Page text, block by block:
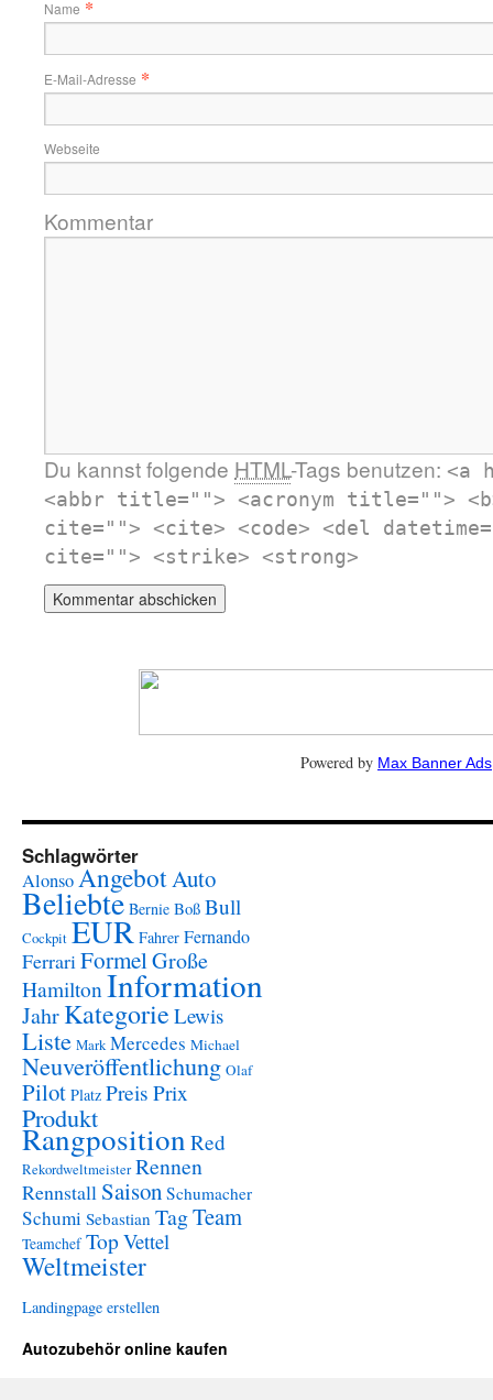
Name *
E-Mail-Adresse *
Webseite
Kommentar
Du kannst folgende HTML-Tags benutzen: <a
<abbr title=""> <acronym title="">
cite=""> <cite> <code> <del
cite=""> <strike> <strong>
Powered by Max Banner Ads
Schlagwörter
AlonsoAngebotAuto
Beliebte Bernie Boß Bull
Cockpit EUR Fahrer Fernando
FerrariFormelGroße
HamiltonInformation
JahrKategorie Lewis
Liste Mark Mercedes Michael
Neuveröffentlichung Olaf
Pilot Platz Preis Prix
Produkt
Rangposition Red
Rekordweltmeister Rennen
Rennstall Saison Schumacher
Schumi Sebastian TagTeam
Teamchef TopVettel
Weltmeister
Landingpage erstellen
Autozubehör online kaufen